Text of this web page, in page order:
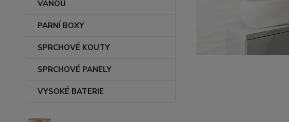
VANOU
PARNÍ BOXY
SPRCHOVÉ KOUTY
SPRCHOVÉ PANELY
VYSOKÉ BATERIE